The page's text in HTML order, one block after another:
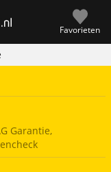
Favorieten
Garantie,